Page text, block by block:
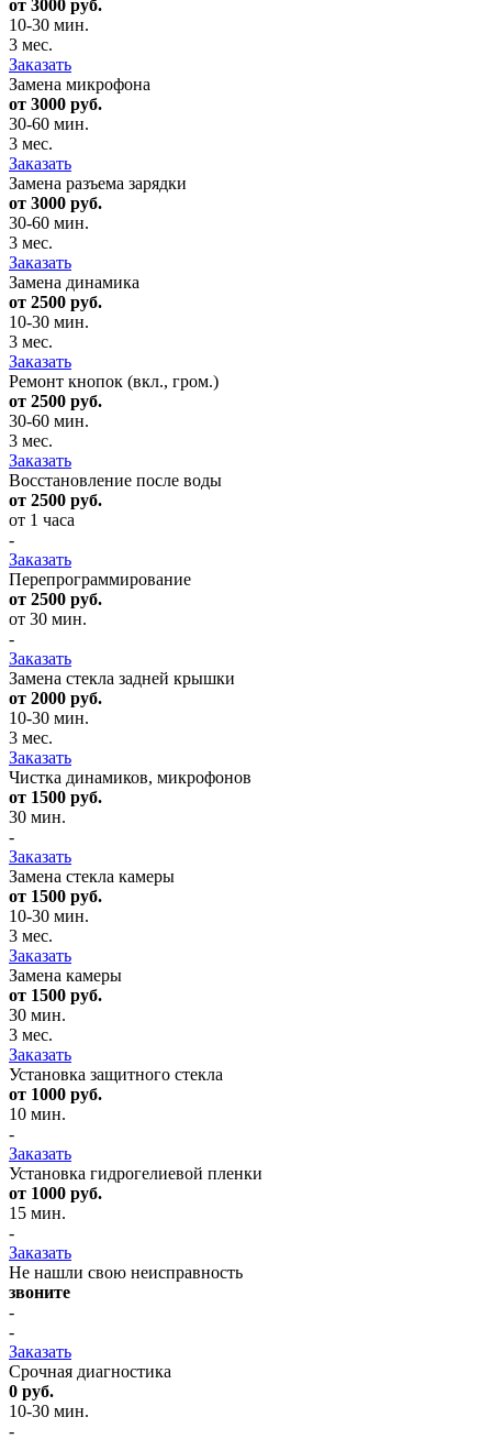
от 3000 руб.
10-30 мин.
3 мес.
Заказать
Замена микрофона
от 3000 руб.
30-60 мин.
3 мес.
Заказать
Замена разъема зарядки
от 3000 руб.
30-60 мин.
3 мес.
Заказать
Замена динамика
от 2500 руб.
10-30 мин.
3 мес.
Заказать
Ремонт кнопок (вкл., гром.)
от 2500 руб.
30-60 мин.
3 мес.
Заказать
Восстановление после воды
от 2500 руб.
от 1 часа
-
Заказать
Перепрограммирование
от 2500 руб.
от 30 мин.
-
Заказать
Замена стекла задней крышки
от 2000 руб.
10-30 мин.
3 мес.
Заказать
Чистка динамиков, микрофонов
от 1500 руб.
30 мин.
-
Заказать
Замена стекла камеры
от 1500 руб.
10-30 мин.
3 мес.
Заказать
Замена камеры
от 1500 руб.
30 мин.
3 мес.
Заказать
Установка защитного стекла
от 1000 руб.
10 мин.
-
Заказать
Установка гидрогелиевой пленки
от 1000 руб.
15 мин.
-
Заказать
Не нашли свою неисправность
звоните
-
-
Заказать
Срочная диагностика
0 руб.
10-30 мин.
-